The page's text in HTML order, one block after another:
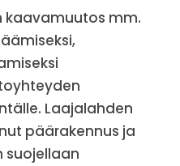
kaavamuutos mm.
Laajalahden
päärakennus ja
suojellaan